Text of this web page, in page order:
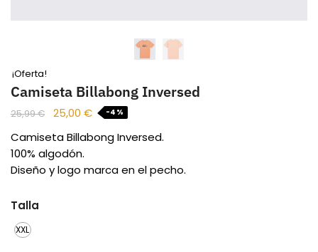
¡Oferta!
Camiseta Billabong Inversed
25,99€ 25,00 € -4%
Camiseta Billabong Inversed.
100% algodón.
Diseño y logo marca en el pecho.
Talla
XXL